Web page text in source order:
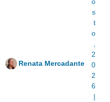
Renata Mercadante
s
t
o
2
0
2
6
|